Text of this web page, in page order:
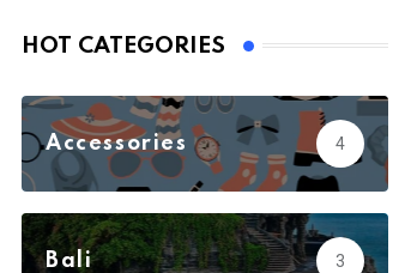
HOT CATEGORIES
Accessories 4
Action
Bali 3